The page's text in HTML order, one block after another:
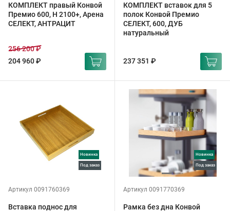
КОМПЛЕКТ правый Конвой
Премио 600, H 2100+, Арена
СЕЛЕКТ, АНТРАЦИТ
204 960 ₽
256 200 ₽
КОМПЛЕКТ вставок для 5
полок Конвой Премио
СЕЛЕКТ, 600, ДУБ
натуральный
237 351 ₽
Новинка
под заказ
Артикул 0091760369
Вставка поднос для
Новинка
под заказ
Артикул 0091770369
Рамка без дна Конвой